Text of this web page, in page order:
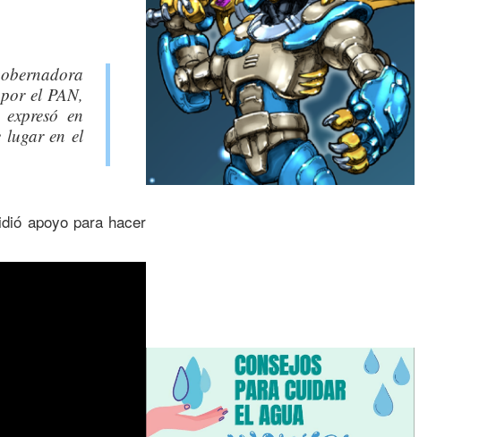
el PAN,
en
lugar en el
apoyo para hacer